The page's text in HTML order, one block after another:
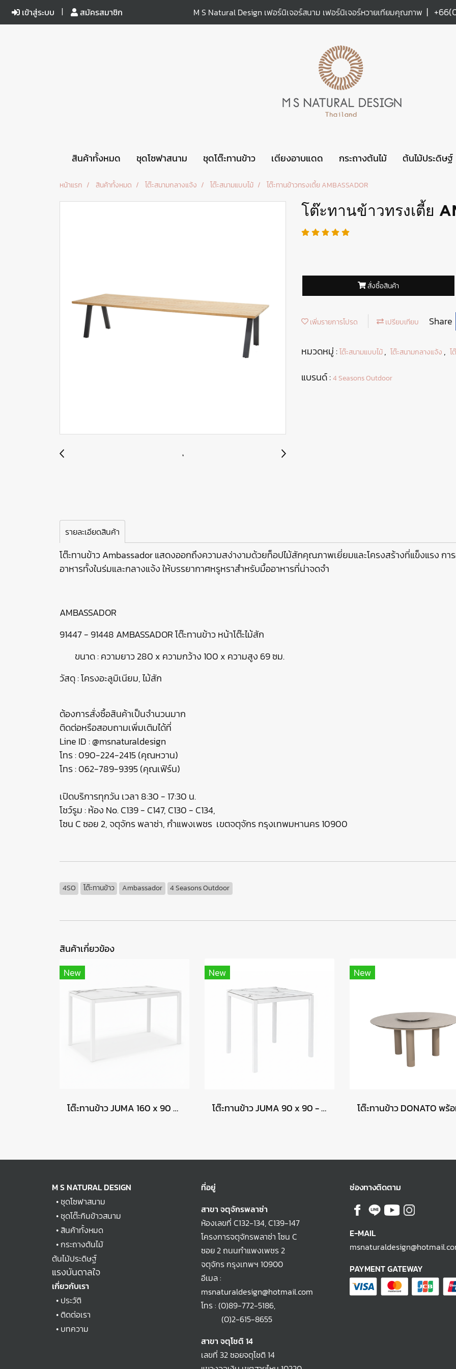
เข้าสู่ระบบ สมัครสมาชิก M S Natural Design เฟอร์นิเจอร์สนาม เฟอร์นิเจอร์หวายเทียมคุณภาพ |
สินค้าทั้งหมด ชุดโซฟาสนาม ชุดโต๊ะทานข้าว เตียงอาบแดด กระถางต้นไม้ ต้นไม้ประดิษฐ์
หน้าแรก สินค้าทั้งหมด โต๊ะสนามกลางแจ้ง โต๊ะสนามแบบไม้ โต๊ะทานข้าวทรงเตี้ย AMBASSADOR
โต๊ะทานข้าวทรงเตี้ย
สั่งซื้อสินค้า
เพิ่มรายการโปรด เปรียบเทียบ Share
หมวดหมู่ :โต๊ะสนามแบบไม้, โต๊ะสนามกลางแจ้ง , โ
แบรนด์ :4 Seasons Outdoor
รายละเอียดสินค้า
โต๊ะทานข้าว Ambassador แสดงออกถึงความสง่างามด้วยท็อปไม้สักคุณภาพเยี่ยมและโครงสร้างที่แข็งแรง ก
อาหารทั้งในร่มและกลางแจ้ง ให้บรรยากาศหรูหราสำหรับมื้ออาหารที่น่าจดจำ
AMBASSADOR
91447 - 91448 AMBASSADOR โต๊ะทานข้าว หน้าโต๊ะไม้สัก
ขนาด : ความยาว 280 x ความกว้าง 100 x ความสูง 69 ซม.
วัสดุ : โครงอะลูมิเนียม, ไม้สัก
ต้องการสั่งซื้อสินค้าเป็นจำนวนมาก
ติดต่อหรือสอบถามเพิ่มเติมได้ที่
Line ID : @msnaturaldesign
โทร : 090-224-2415 (คุณหวาน)
โทร : 062-789-9395 (คุณเฟิร์น)
เปิดบริการทุกวัน เวลา 8:30 - 17:30 น.
โชว์รูม : ห้อง No. C139 - C147, C130 - C134,
โซน C ซอย 2, จตุจักร พลาซ่า, กำแพงเพชร เขตจตุจักร กรุงเทพมหานคร 10900
4SO โต๊ะทานข้าว Ambassador 4 Seasons Outdoor
สินค้าเกี่ยวข้อง
New
โต๊ะทานข้าว JUMA 160 x 90 - CALACATTA
New
โต๊ะทานข้าว JUMA 90 x 90 - สี CALACATTA
New
M S NATURAL DESIGN
•ชุดโซฟาสนาม
•ชุดโต๊ะกินข้าวสนาม
•สินค้าทั้งหมด
•กระถางต้นไม้
ต้นไม้ประดิษฐ์
แรงบันดาลใจ
เกี่ยวกับเรา
• ประวัติ
•ติดต่อเรา
• บทความ
ที่อยู่
สาขา จตุจักรพลาซ่า
ห้องเลขที่ C132-134, C139-147
โครงการจตุจักรพลาซ่า โซน C
ซอย 2 ถนนกำแพงเพชร 2
จตุจักร กรุงเทพฯ 10900
อีเมล :
msnaturaldesign@hotmail.com
โทร : (0)89-772-5186,
(0)2-615-8655
สาขา จตุโชติ 14
เลขที่ 32 ซอยจตุโชติ 14
ช่องทางติดตาม
E-MAIL
PAYMENT GATEWAY